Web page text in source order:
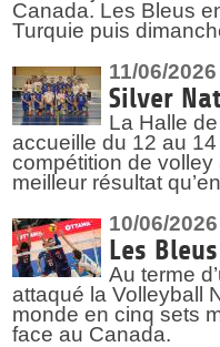
Canada. Les Bleus
Turquie puis
11/06/2026
Silver
La Halle
accueille du 12 au
compétition de
meilleur résultat
10/06/2026
Les
Au terme
attaqué la Volleyball
monde en cinq sets
face au Canada.